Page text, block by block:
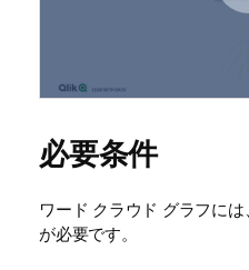
必要条件
ワード クラウド グラフに
が必要です。